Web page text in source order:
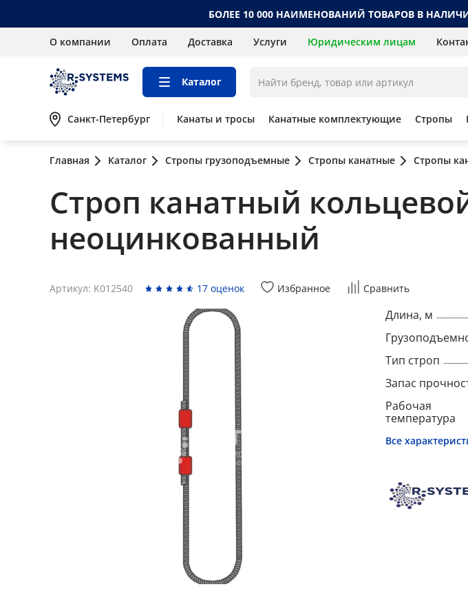
БОЛЕЕ 10 000 НАИМЕНОВАНИЙ ТОВАРОВ В
О компании Оплата Доставка Услуги Юридическим лицам
Каталог
Санкт-Петербург Канаты и тросы Канатные комплектующие Стропы
Главная Каталог Стропы грузоподъемные Стропы канатные Стропы
Строп канатный
неоцинкованный
Артикул: K012540 17 оценок Избранное Сравнить
Длина, м
Тип строп
Запас
Рабочая
температура
Все